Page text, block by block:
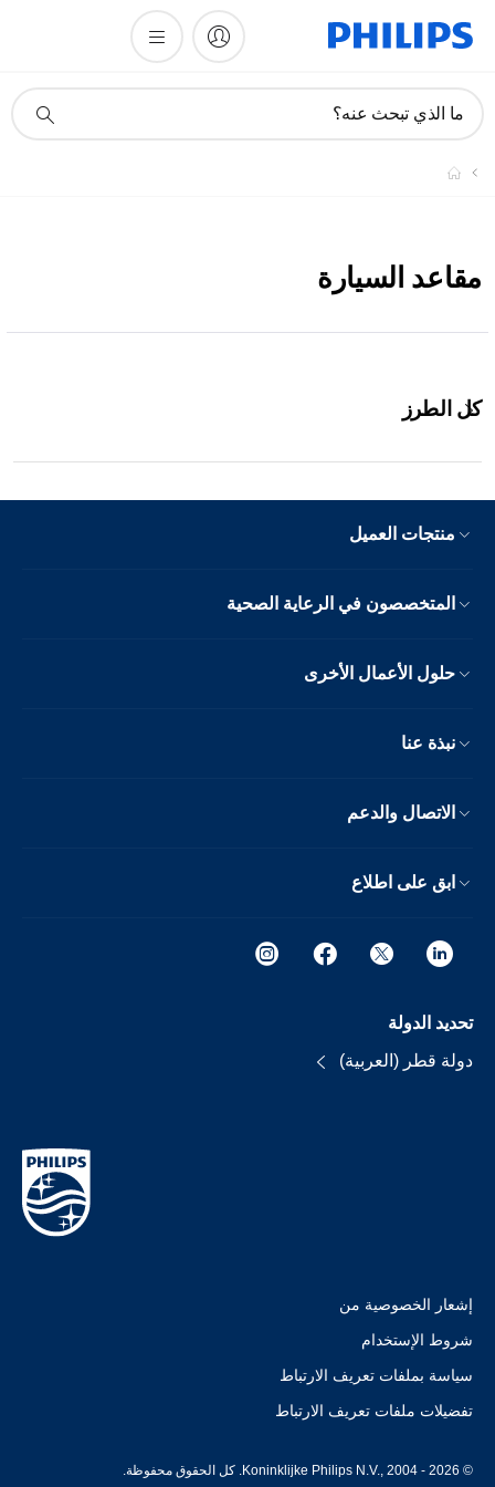
دعم
ما الذي تبحث عنه؟
مقاعد السيارة
كل الطرز
منتجات العميل
المتخصصون في الرعاية الصحية
حلول الأعمال الأخرى
نبذة عنا
الاتصال والدعم
ابق على اطلاع
تحديد الدولة
دولة قطر (العربية)
إشعار الخصوصية من
شروط الإستخدام
سياسة بملفات تعريف الارتباط
تفضيلات ملفات تعريف الارتباط
© Koninklijke Philips N.V., 2004 - 2026. كل الحقوق محفوظة.